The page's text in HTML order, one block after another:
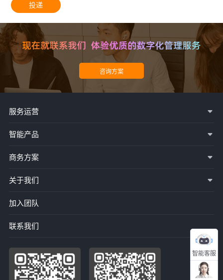
投递
智能客服
服务运营
智能产品
商务方案
关于我们
加入团队
联系我们